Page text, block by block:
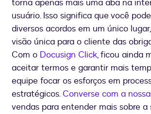
torna apenas mais uma aba na
usuário. Isso significa que você
diversos acordos em um único
visão única para o cliente das
Com o Docusign Click, ficou ainda
aceitar termos e garantir mais
equipe focar os esforços em
estratégicos. Converse com a
vendas para entender mais sobre a